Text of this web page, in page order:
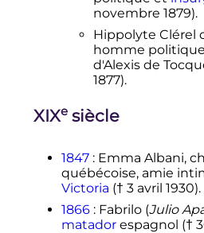
novembre 1879).
Hippolyte Clérel
homme politique
d'Alexis de
1877).
XIXe siècle
1847 : Emma Albani,
québécoise, amie
Victoria († 3 avril 1930).
1866 : Fabrilo (Julio
matadorespagnol (†